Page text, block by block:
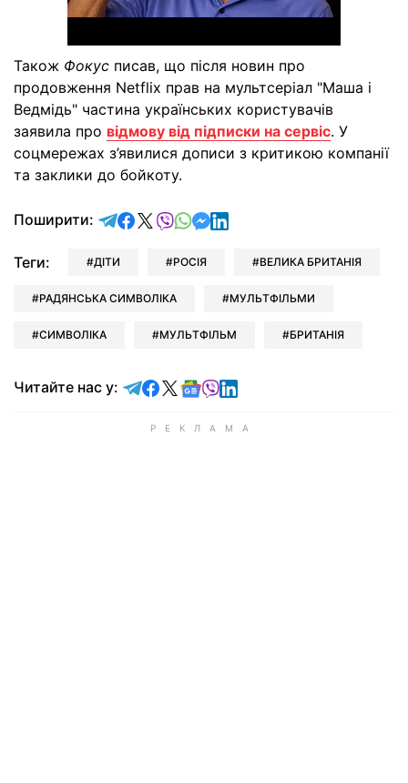
Також Фокус писав, що після новин про
продовження Netflix прав на мультсеріал "Маша і
Ведмідь" частина українських користувачів
заявила про відмову від підписки на сервіс. У
соцмережах з’явилися дописи з критикою компанії
та заклики до бойкоту.
Поширити: відправити у Telegram
поділитись у Facebook
поділитись у X
відправити у Viber
відправити у Whatsapp
відправити у Messenger
відправити у LinkedIn
Теги: ДІТИ РОСІЯ ВЕЛИКА БРИТАНІЯ
РАДЯНСЬКА СИМВОЛІКА МУЛЬТФІЛЬМИ
СИМВОЛІКА МУЛЬТФІЛЬМ БРИТАНІЯ
Читайте нас у: Читайте у Telegram
Читайте у Facebook
Читайте у X
Читайте у Google news
Читайте у Viber
Читайте у LinkedIn